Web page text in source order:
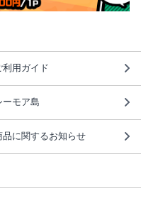
利用ガイド
ーモア島
品に関するお知らせ